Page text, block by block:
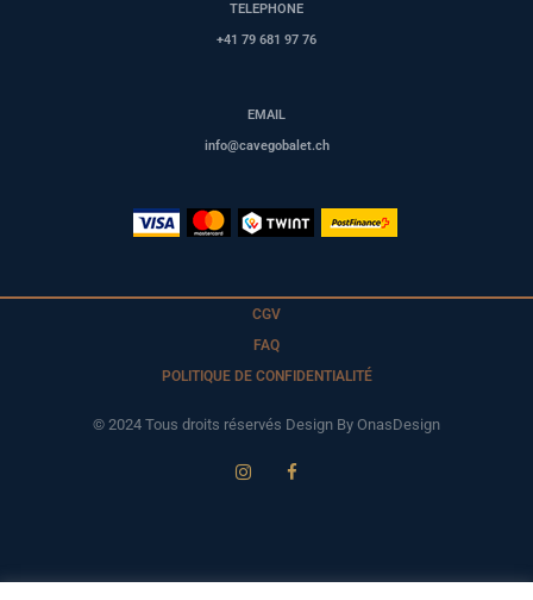
TELEPHONE
+41 79 681 97 76
EMAIL
info@cavegobalet.ch
CGV
FAQ
POLITIQUE DE CONFIDENTIALITÉ
© 2024 Tous droits réservés Design By OnasDesign